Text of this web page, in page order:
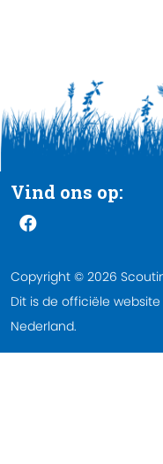
Vind ons op:
Copyright © 2026
Dit is de officiële
Nederland.